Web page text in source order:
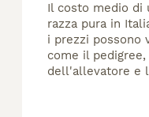
Il costo medio di
razza pura in
i prezzi possono
come il
dell'allevatore e